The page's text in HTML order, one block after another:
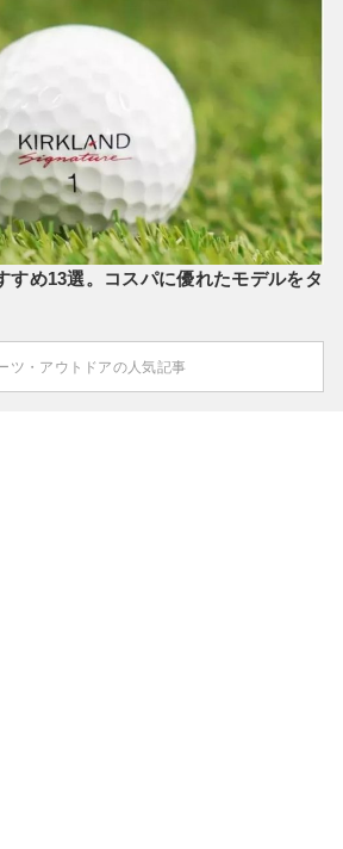
すめ13選。コスパに優れたモデルをタ
ツ・アウトドアの人気記事